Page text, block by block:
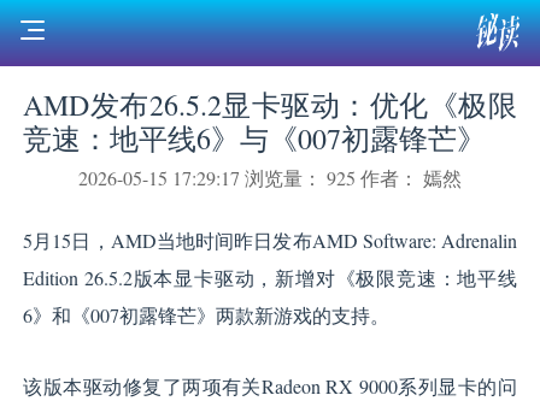
AMD发布26.5.2显卡驱动：优化《极限
竞速：地平线6》与《007初露锋芒》
2026-05-15 17:29:17 浏览量： 925 作者： 嫣然
5月15日，AMD当地时间昨日发布AMD Software: Adrenalin
Edition 26.5.2版本显卡驱动，新增对《极限竞速：地平线
6》和《007初露锋芒》两款新游戏的支持。
该版本驱动修复了两项有关Radeon RX 9000系列显卡的问